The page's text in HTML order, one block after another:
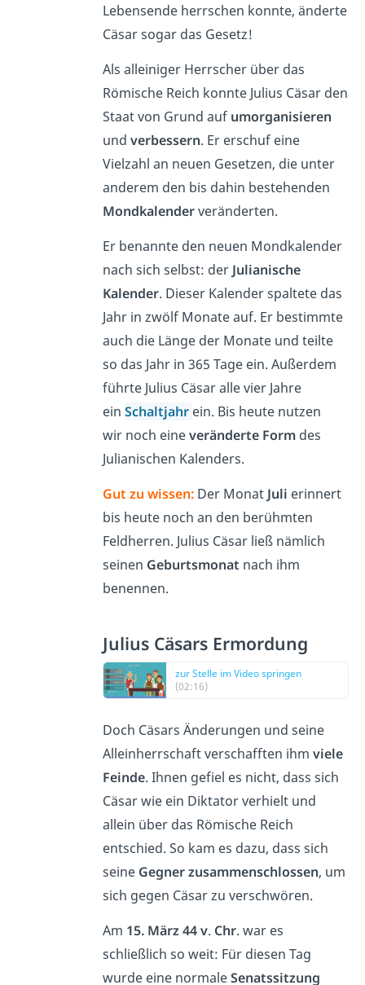
Lebensende herrschen konnte, änderte
Cäsar sogar das Gesetz!
Als alleiniger Herrscher über das
Römische Reich konnte Julius Cäsar den
Staat von Grund auf umorganisieren
und verbessern. Er erschuf eine
Vielzahl an neuen Gesetzen, die unter
anderem den bis dahin bestehenden
Mondkalenderveränderten.
Er benannte den neuen Mondkalender
nach sich selbst: der Julianische
Kalender. Dieser Kalender spaltete das
Jahr in zwölf Monate auf. Er bestimmte
auch die Länge der Monate und teilte
so das Jahr in 365 Tage ein. Außerdem
führte Julius Cäsar alle vier Jahre
ein Schaltjahr ein. Bis heute nutzen
wir noch eineveränderte Formdes
Julianischen Kalenders.
Gut zu wissen: Der Monat Juli erinnert
bis heute noch an den berühmten
Feldherren. Julius Cäsar ließ nämlich
seinen Geburtsmonat nach ihm
benennen.
Julius Cäsars Ermordung
zur Stelle im Video springen
(02:16)
Doch Cäsars Änderungen und seine
Alleinherrschaft verschafften ihm viele
Feinde. Ihnen gefiel es nicht, dass sich
Cäsar wie ein Diktator verhielt und
allein über das Römische Reich
entschied. So kam es dazu, dass sich
seine Gegner zusammenschlossen, um
sich gegen Cäsar zu verschwören.
Am 15. März 44 v. Chr. war es
schließlich so weit: Für diesen Tag
wurde eine normaleSenatssitzung